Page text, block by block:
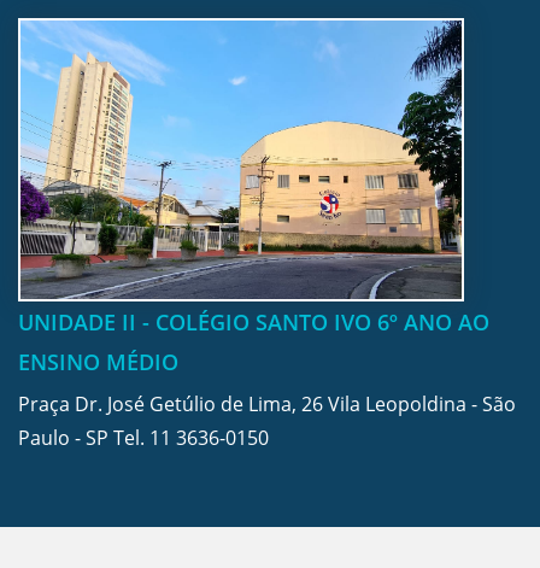
UNIDADE II - COLÉGIO SANTO IVO 6º ANO AO
ENSINO MÉDIO
Praça Dr. José Getúlio de Lima, 26 Vila Leopoldina - São
Paulo - SP Tel. 11 3636-0150